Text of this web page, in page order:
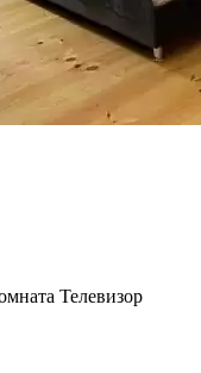
Телевизор